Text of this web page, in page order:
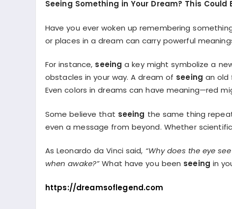
Seeing Something in Your Dream? This Could
Have you ever woken up remembering
or places in a dream can carry powerful
For instance, seeing a key might symbolize a
obstacles in your way. A dream of seeing an old
Even colors in dreams can have meaning—red
Some believe that seeing the same thing
even a message from beyond. Whether
As Leonardo da Vinci said, “Why does the eye
when awake?”What have you been seeing in
https://dreamsoflegend.com